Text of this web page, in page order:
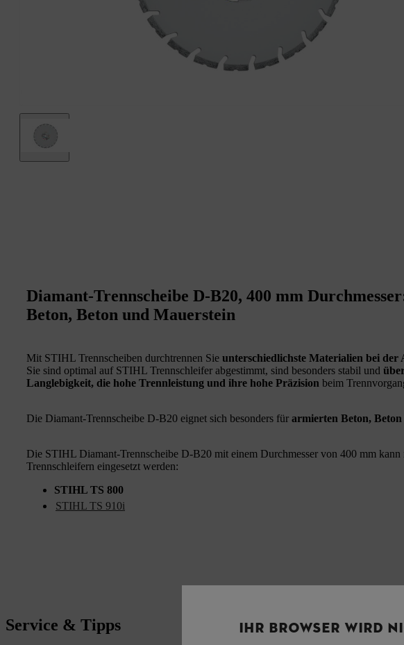
Diamant-Trennscheibe D-B20, 400 mm
Beton, Beton und Mauerstein
Mit STIHL Trennscheiben durchtrennen Sie unterschiedlichste Materialien bei der
Sie sind optimal auf STIHL Trennschleifer abgestimmt, sind besonders stabil und
Langlebigkeit, die hohe Trennleistung und ihre hohe Präzision beim
Die Diamant-Trennscheibe D-B20 eignet sich besonders für armierten Beton,
Die STIHL Diamant-Trennscheibe D-B20 mit einem Durchmesser von 400 mm kann
Trennschleifern eingesetzt werden:
STIHL TS 800
STIHL TS 910i
Service & Tipps IHR BROWSER WIRD